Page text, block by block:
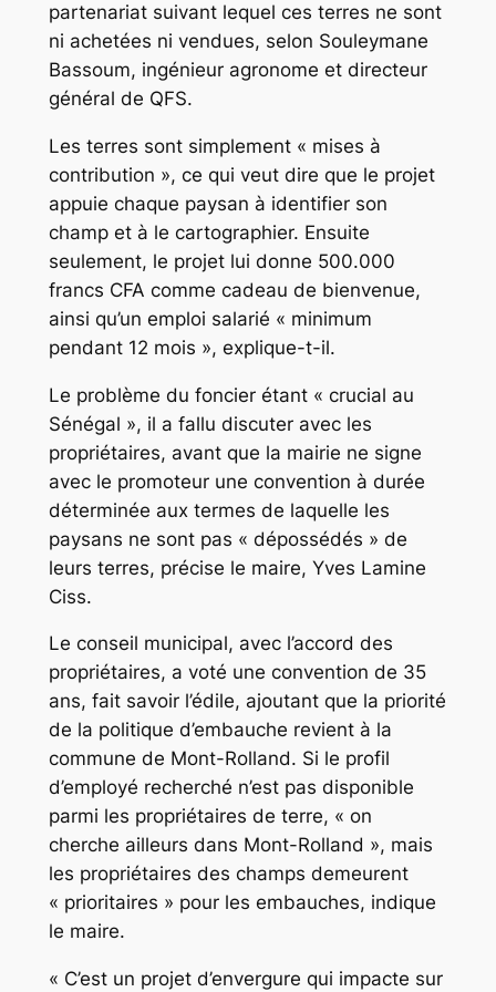
partenariat suivant lequel ces terres ne sont
ni achetées ni vendues, selon Souleymane
Bassoum, ingénieur agronome et directeur
général de QFS.
Les terres sont simplement « mises à
contribution », ce qui veut dire que le projet
appuie chaque paysan à identifier son
champ et à le cartographier. Ensuite
seulement, le projet lui donne 500.000
francs CFA comme cadeau de bienvenue,
ainsi qu’un emploi salarié « minimum
pendant 12 mois », explique-t-il.
Le problème du foncier étant « crucial au
Sénégal », il a fallu discuter avec les
propriétaires, avant que la mairie ne signe
avec le promoteur une convention à durée
déterminée aux termes de laquelle les
paysans ne sont pas « dépossédés » de
leurs terres, précise le maire, Yves Lamine
Ciss.
Le conseil municipal, avec l’accord des
propriétaires, a voté une convention de 35
ans, fait savoir l’édile, ajoutant que la priorité
de la politique d’embauche revient à la
commune de Mont-Rolland. Si le profil
d’employé recherché n’est pas disponible
parmi les propriétaires de terre, « on
cherche ailleurs dans Mont-Rolland », mais
les propriétaires des champs demeurent
« prioritaires » pour les embauches, indique
le maire.
« C’est un projet d’envergure qui impacte sur